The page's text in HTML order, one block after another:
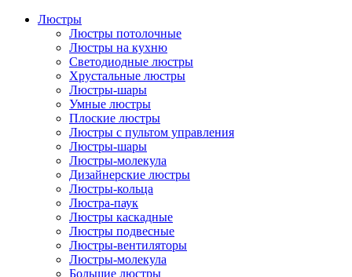
Люстры
Люстры потолочные
Люстры на кухню
Светодиодные люстры
Хрустальные люстры
Люстры-шары
Умные люстры
Плоские люстры
Люстры с пультом управления
Люстры-шары
Люстры-молекула
Дизайнерские люстры
Люстры-кольца
Люстра-паук
Люстры каскадные
Люстры подвесные
Люстры-вентиляторы
Люстры-молекула
Большие люстры